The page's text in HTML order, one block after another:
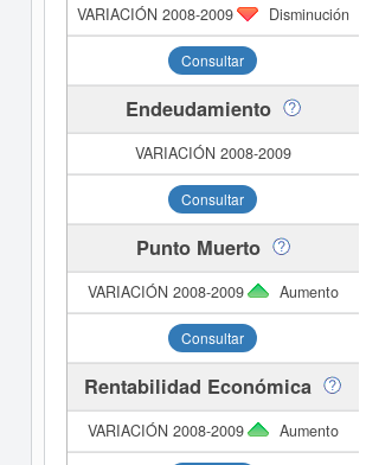
Disminución
Consultar
Endeudamiento
Consultar
Punto Muerto
Aumento
Consultar
Rentabilidad Económica
Aumento